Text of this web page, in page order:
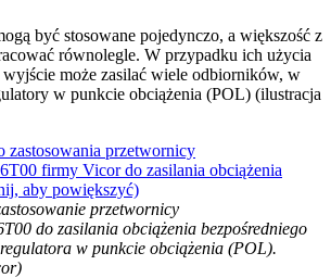
być stosowane pojedynczo, a większość z
równolegle. W przypadku ich użycia
może zasilać wiele odbiorników, w
w punkcie obciążenia (POL) (ilustracja
przetwornicy
do zasilania obciążenia bezpośredniego
w punkcie obciążenia (POL).